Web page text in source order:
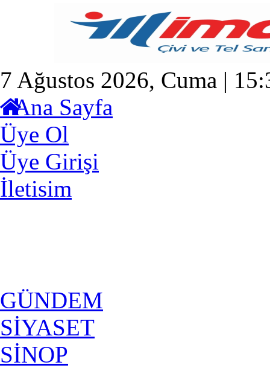
7 Ağustos 2026, Cuma |
Ana Sayfa
Üye Ol
Üye Girişi
İletisim
GÜNDEM
SİYASET
SİNOP